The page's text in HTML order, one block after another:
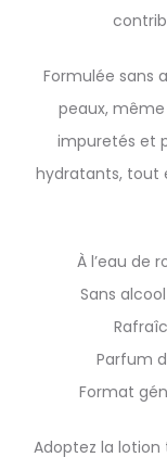
Formulée sans
peaux, même
impuretés et
hydratants, tout
À l’eau de
Sans
Parfum
Format
Adoptez la lotion